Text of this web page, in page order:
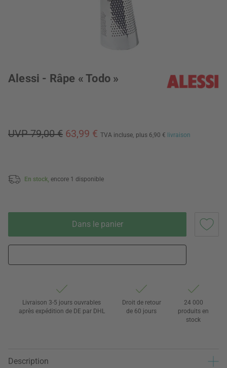
Alessi - Râpe « Todo »
UVP 79,00 € 63,99 € TVA incluse, plus 6,90 € livraison
En stock, encore 1 disponible
Dans le panier
Livraison 3-5 jours ouvrables
après expédition de DE par DHL
Droit de retour
de 60 jours
24 000
produits en
stock
Description